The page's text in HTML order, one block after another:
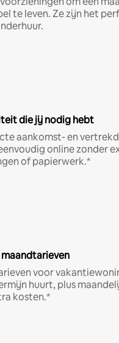
te leven. Ze zijn het
die jij nodig hebt
aankomst- en
online zonder
of papierwerk.*
voor
huurt, plus
kosten.*